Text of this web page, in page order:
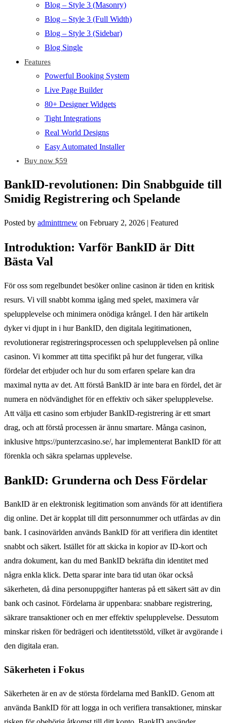
Blog – Style 3 (Masonry)
Blog – Style 3 (Full Width)
Blog – Style 3 (Sidebar)
Blog Single
Features
Powerful Booking System
Live Page Builder
80+ Designer Widgets
Tight Integrations
Real World Designs
Easy Automated Installer
Buy now $59
BankID-revolutionen: Din Snabbguide till
Smidig Registrering och Spelande
Posted by adminttrnew on February 2, 2026 | Featured
Introduktion: Varför BankID är Ditt
Bästa Val
För oss som regelbundet besöker online casinon är tiden en kritisk
resurs. Vi vill snabbt komma igång med spelet, maximera vår
spelupplevelse och minimera onödiga krångel. I den här artikeln
dyker vi djupt in i hur BankID, den digitala legitimationen,
revolutionerar registreringsprocessen och spelupplevelsen på online
casinon. Vi kommer att titta specifikt på hur det fungerar, vilka
fördelar det erbjuder och hur du som erfaren spelare kan dra
maximal nytta av det. Att förstå BankID är inte bara en fördel, det är
numera en nödvändighet för en effektiv och säker spelupplevelse.
Att välja ett casino som erbjuder BankID-registrering är ett smart
drag, och att förstå processen är ännu smartare. Många casinon,
inklusive https://punterzcasino.se/, har implementerat BankID för att
förenkla och säkra spelarnas upplevelse.
BankID: Grunderna och Dess Fördelar
BankID är en elektronisk legitimation som används för att identifiera
dig online. Det är kopplat till ditt personnummer och utfärdas av din
bank. I casinovärlden används BankID för att verifiera din identitet
snabbt och säkert. Istället för att skicka in kopior av ID-kort och
andra dokument, kan du med BankID bekräfta din identitet med
några enkla klick. Detta sparar inte bara tid utan ökar också
säkerheten, då dina personuppgifter hanteras på ett säkert sätt av din
bank och casinot. Fördelarna är uppenbara: snabbare registrering,
säkrare transaktioner och en mer effektiv spelupplevelse. Dessutom
minskar risken för bedrägeri och identitetsstöld, vilket är avgörande i
den digitala eran.
Säkerheten i Fokus
Säkerheten är en av de största fördelarna med BankID. Genom att
använda BankID för att logga in och verifiera transaktioner, minskar